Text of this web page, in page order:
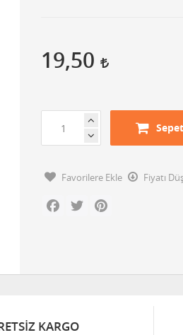
19,50
Favorilere Ekle
Fiyatı
Facebook
Twitter
KARGO